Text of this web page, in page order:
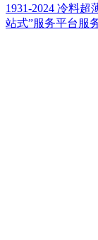
1931-2024 冷料
站式”服务平台服